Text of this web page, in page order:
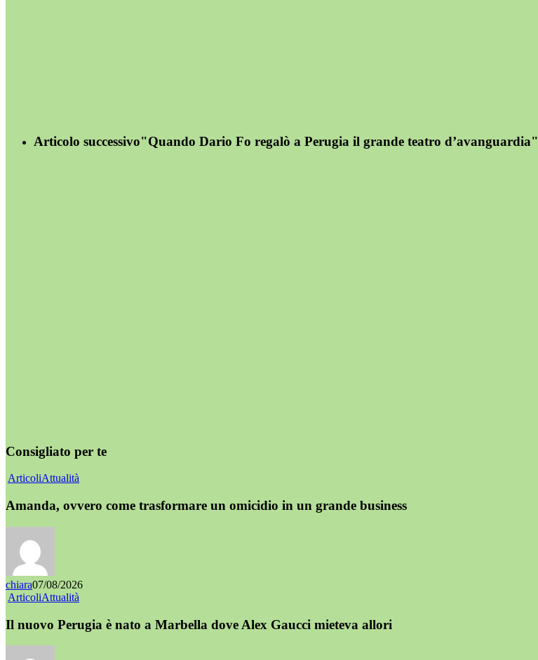
Articolo successivo"Quando Dario Fo regalò a Perugia il grande teatro d’avanguardia"
Consigliato per te
ArticoliAttualità
Amanda, ovvero come trasformare un omicidio in un grande business
chiara07/08/2026
ArticoliAttualità
Il nuovo Perugia è nato a Marbella dove Alex Gaucci mieteva allori